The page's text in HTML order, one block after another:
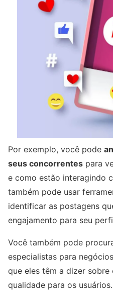
Por exemplo, você pode
seus concorrentes para
e como estão interagindo
também pode usar
identificar as postagens
engajamento para seu
Você também pode
especialistas para
que eles têm a dizer
qualidade para os usuários.